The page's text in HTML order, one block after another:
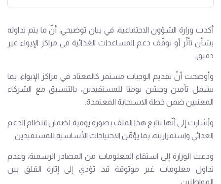
أكدت وزارة الشؤون الاجتماعية، في بيان توضيحي، أنّ ما يتم تداوله
بشأن تأثّر أو توقّف دعم المساعدات الغذائية في مراكز الإيواء غير
دقيق.
وأوضحت أنّ تقديم الوجبات مستمر كالمعتاد في مراكز الإيواء، بما
يشمل تأمين وجبتين يوميًا للمستفيدين، بالتنسيق مع الشركاء
المعنيين ضمن خطة الاستجابة المعتمدة.
وأشارت إلى أنّها تتابع هذا الملف بصورة يومية لضمان انتظام الدعم
الغذائي واستمراريته، بما يؤمّن الاحتياجات الأساسية للمستفيدين.
ودعت الوزارة إلى استقاء المعلومات من المصادر الرسمية، وعدم
تداول معلومات غير موثوقة قد تؤدي إلى إثارة القلق بين
المواطنين.